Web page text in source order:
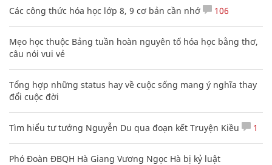
Các công thức hóa học lớp 8, 9 cơ bản cần nhớ 106
Mẹo học thuộc Bảng tuần hoàn nguyên tố hóa học bằng thơ,
câu nói vui vẻ
Tổng hợp những status hay về cuộc sống mang ý nghĩa thay
đổi cuộc đời
Tìm hiểu tư tưởng Nguyễn Du qua đoạn kết Truyện Kiều 1
Phó Đoàn ĐBQH Hà Giang Vương Ngọc Hà bị kỷ luật